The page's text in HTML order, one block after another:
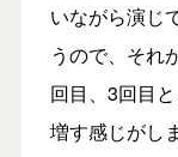
いながら演じ
うので、それ
回目、3回目
増す感じがし